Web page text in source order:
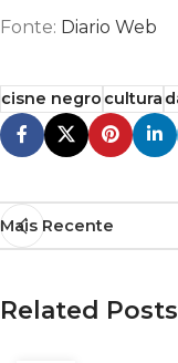
Fonte: Diario Web
cisne negrocultura
Mais Recente
Related Posts